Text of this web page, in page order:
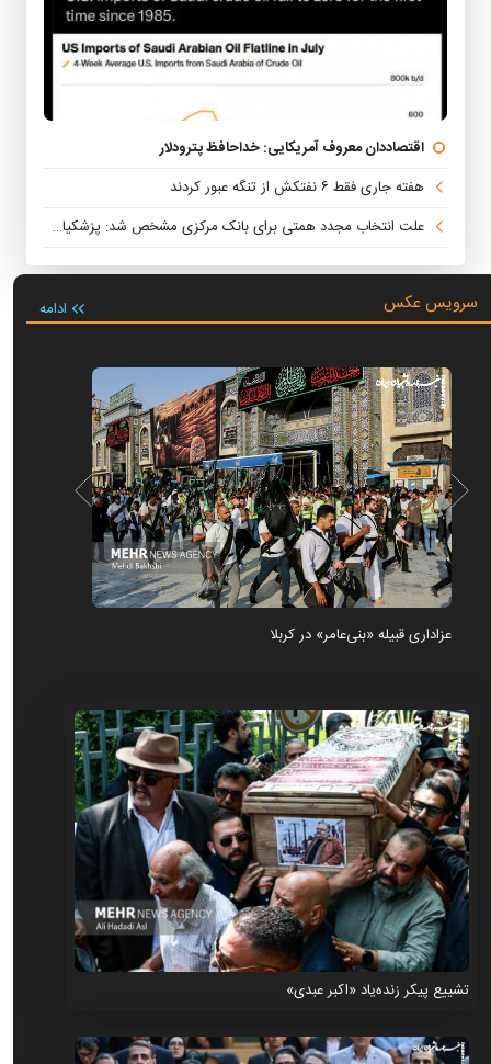
اقتصاددان معروف آمریکایی: خداحافظ پترودلار
هفته جاری فقط ۶ نفتکش از تنگه عبور کردند
علت انتخاب مجدد همتی برای بانک مرکزی مشخص شد: پزشکیان هنوز هم متوجه نشده است چرا همتی استیضاح شد!
سرویس عکس ادامه
عزاداری قبیله «بنی‌عامر» در کربلا
تشییع پیکر زنده‌یاد «اکبر عبدی»